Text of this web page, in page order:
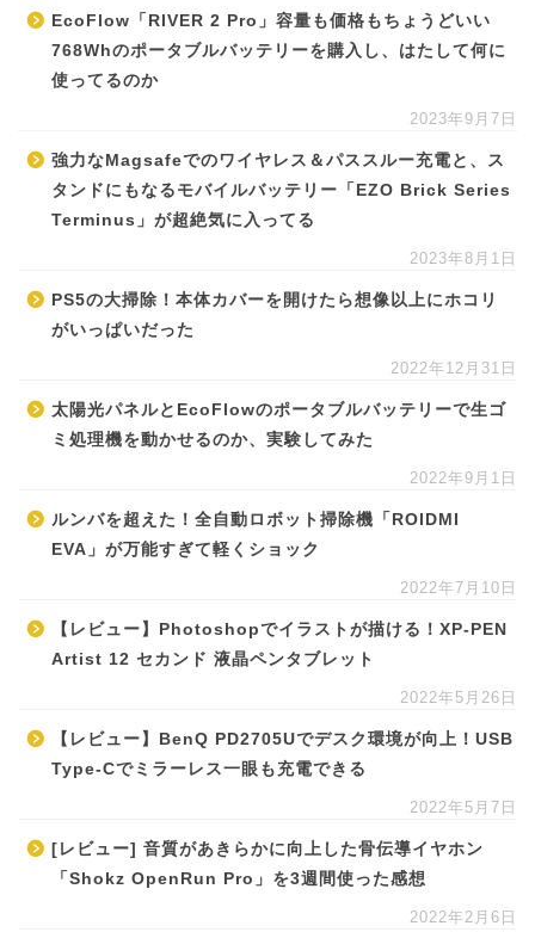
EcoFlow「RIVER 2 Pro」容量も価格もちょうどいい
768Whのポータブルバッテリーを購入し、はたして何に
使ってるのか
2023年9月7日
強力なMagsafeでのワイヤレス＆パススルー充電と、ス
タンドにもなるモバイルバッテリー「EZO Brick Series
Terminus」が超絶気に入ってる
2023年8月1日
PS5の大掃除！本体カバーを開けたら想像以上にホコリ
がいっぱいだった
2022年12月31日
太陽光パネルとEcoFlowのポータブルバッテリーで生ゴ
ミ処理機を動かせるのか、実験してみた
2022年9月1日
ルンバを超えた！全自動ロボット掃除機「ROIDMI
EVA」が万能すぎて軽くショック
2022年7月10日
【レビュー】Photoshopでイラストが描ける！XP-PEN
Artist 12 セカンド 液晶ペンタブレット
2022年5月26日
【レビュー】BenQ PD2705Uでデスク環境が向上！USB
Type-Cでミラーレス一眼も充電できる
2022年5月7日
[レビュー] 音質があきらかに向上した骨伝導イヤホン
「Shokz OpenRun Pro」を3週間使った感想
2022年2月6日